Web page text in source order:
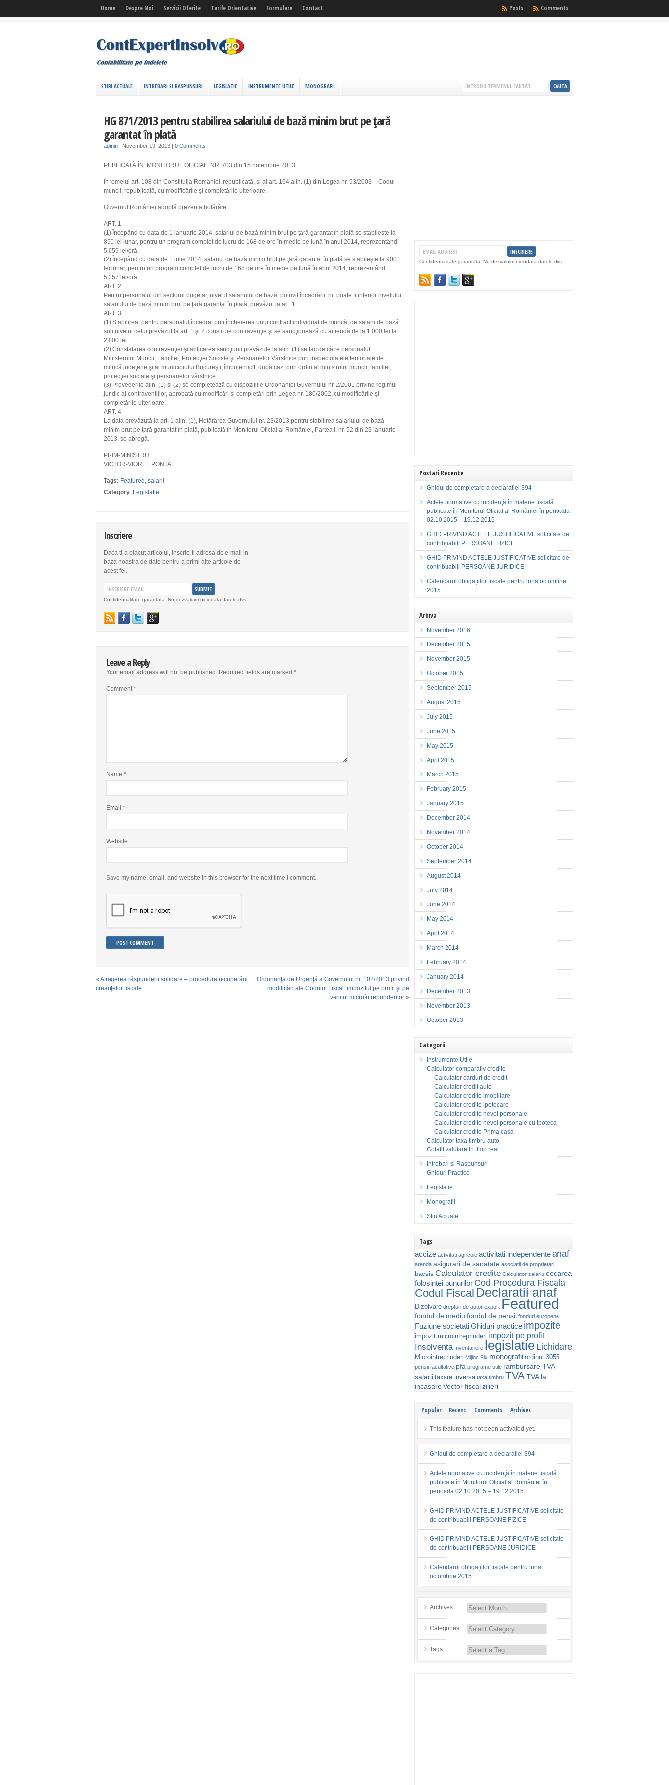
Home Despre Noi Servicii Oferite Tarife Orientative Formulare Contact Comments
Posts
STIRI ACTUALE INTREBARI SI RASPUNSURI LEGISLATIE INSTRUMENTE UTILE MONOGRAFII
HG 871/2013 pentru stabilirea salariului de bază minim brut pe ţară
garantat în plată
admin | November 19, 2013 | 0 Comments
PUBLICATĂ ÎN: MONITORUL OFICIAL NR. 703 din 15 noiembrie 2013
În temeiul art. 108 din Constituţia României, republicată, şi al art. 164 alin. (1) din Legea nr. 53/2003 – Codul
muncii, republicată, cu modificările şi completările ulterioare,
Guvernul României adoptă prezenta hotărâre.
ART. 1
(1) Începând cu data de 1 ianuarie 2014, salariul de bază minim brut pe ţară garantat în plată se stabileşte la
850 lei lunar, pentru un program complet de lucru de 168 de ore în medie pe lună în anul 2014, reprezentând
5,059 lei/oră.
(2) Începând cu data de 1 iulie 2014, salariul de bază minim brut pe ţară garantat în plată se stabileşte la 900
lei lunar, pentru un program complet de lucru de 168 de ore în medie pe lună în anul 2014, reprezentând
5,357 lei/oră.
ART. 2
Pentru personalul din sectorul bugetar, nivelul salariului de bază, potrivit încadrării, nu poate fi inferior nivelului
salariului de bază minim brut pe ţară garantat în plată, prevăzut la art. 1.
ART. 3
(1) Stabilirea, pentru personalul încadrat prin încheierea unui contract individual de muncă, de salarii de bază
sub nivelul celui prevăzut la art. 1 şi 2 constituie contravenţie şi se sancţionează cu amendă de la 1.000 lei la
2.000 lei.
(2) Constatarea contravenţiei şi aplicarea sancţiunii prevăzute la alin. (1) se fac de către personalul
Ministerului Muncii, Familiei, Protecţiei Sociale şi Persoanelor Vârstnice prin inspectoratele teritoriale de
muncă judeţene şi al municipiului Bucureşti, împuternicit, după caz, prin ordin al ministrului muncii, familiei,
protecţiei sociale şi persoanelor vârstnice.
(3) Prevederile alin. (1) şi (2) se completează cu dispoziţiile Ordonanţei Guvernului nr. 2/2001 privind regimul
juridic al contravenţiilor, aprobată cu modificări şi completări prin Legea nr. 180/2002, cu modificările şi
completările ulterioare.
ART. 4
La data prevăzută la art. 1 alin. (1), Hotărârea Guvernului nr. 23/2013 pentru stabilirea salariului de bază
minim brut pe ţară garantat în plată, publicată în Monitorul Oficial al României, Partea I, nr. 52 din 23 ianuarie
2013, se abrogă.
PRIM-MINISTRU
VICTOR-VIOREL PONTA
Tags: Featured , salarii
Category: Legislatie
Inscriere
Daca ti-a placut articolul, inscrie-ti adresa de e-mail in
baza noastra de date pentru a primi alte articole de
acest fel.
Confidentialitate garantata. Nu dezvaluim niciodata datele dvs.
Leave a Reply
Your email address will not be published. Required fields are marked *
Comment*
Name *
Email *
Website
Save my name, email, and website in this browser for the next time I comment.
« Atragerea răspunderii solidare – procedura recuperării
creanţelor fiscale
Ordonanţa de Urgenţă a Guvernului nr. 102/2013 privind
modificări ale Codului Fiscal: impozitul pe profit şi pe
venitul microîntreprinderilor »
Confidentialitate garantata. Nu dezvaluim niciodata datele dvs.
Postari Recente
Ghidul de completare a declaratiei 394
Actele normative cu incidenţă în materie fiscală
publicate în Monitorul Oficial al României în perioada
02.10.2015 – 19.12.2015
GHID PRIVIND ACTELE JUSTIFICATIVE solicitate de
contribuabili PERSOANE FIZICE
GHID PRIVIND ACTELE JUSTIFICATIVE solicitate de
contribuabili PERSOANE JURIDICE
Calendarul obligațiilor fiscale pentru luna octombrie
2015
Arhiva
November 2016
December 2015
November 2015
October 2015
September 2015
August 2015
July 2015
June 2015
May 2015
April 2015
March 2015
February 2015
January 2015
December 2014
November 2014
October 2014
September 2014
August 2014
July 2014
June 2014
May 2014
April 2014
March 2014
February 2014
January 2014
December 2013
November 2013
October 2013
Categorii
Instrumente Utile
Calculator comparativ credite
Calculator carduri de credit
Calculator credit auto
Calculator credite imobiliare
Calculator credite ipotecare
Calculator credite nevoi personale
Calculator credite nevoi personale cu Ipoteca
Calculator credite Prima casa
Calculator taxa timbru auto
Cotatii valutare in timp real
Intrebari si Raspunsuri
Ghiduri Practice
Legislatie
Monografii
Stiri Actuale
Tags
accize activitati agricole activitati independenteanaf
arenda asigurari de sanatate asociatii de proprietari
bacsis Calculator credite Calculator salariu cedarea
folosintei bunurilor Cod Procedura Fiscala
Codul Fiscal Declaratii anaf
Dizolvare drepturi de autor export Featured
fondul de mediu fondul de pensii fonduri europene
Fuziune societatiGhiduri practice impozite
impozit microintreprinderi impozit pe profit
Insolventa Inventariere legislatieLichidare
Microintreprinderi Mijloc Fix monografii ordinul 3055
pensii facultative pfa programe utile rambursare TVA
salarii taxare inversa taxa timbru TVATVA la
incasareVector fiscalzilieri
Popular Recent Comments Archives
This feature has not been activated yet.
Ghidul de completare a declaratiei 394
Actele normative cu incidenţă în materie fiscală
publicate în Monitorul Oficial al României în
perioada 02.10.2015 – 19.12.2015
GHID PRIVIND ACTELE JUSTIFICATIVE solicitate
de contribuabili PERSOANE FIZICE
GHID PRIVIND ACTELE JUSTIFICATIVE solicitate
de contribuabili PERSOANE JURIDICE
Calendarul obligațiilor fiscale pentru luna
octombrie 2015
Archives:
Categories:
Tags: